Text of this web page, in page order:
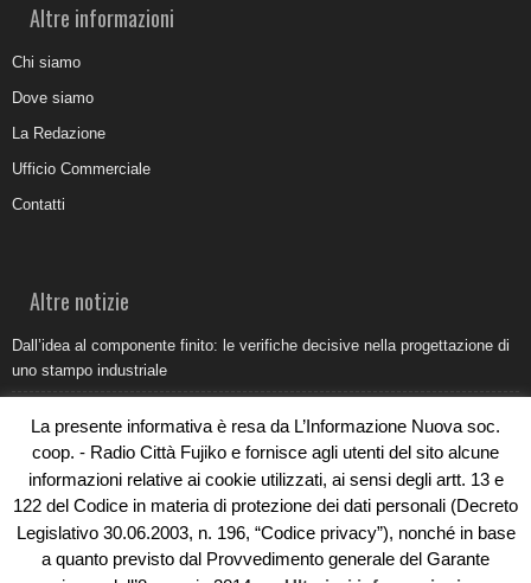
Altre informazioni
Chi siamo
Dove siamo
La Redazione
Ufficio Commerciale
Contatti
Altre notizie
Dall’idea al componente finito: le verifiche decisive nella progettazione di
uno stampo industriale
Come organizzare e allestire una camera ardente per l’ultimo saluto
Umidità di risalita in casa, come riconoscere i segnali veri
Torna il Sun Donato Festival 2026
La presente informativa è resa da L’Informazione Nuova soc.
coop. - Radio Città Fujiko e fornisce agli utenti del sito alcune
informazioni relative ai cookie utilizzati, ai sensi degli artt. 13 e
122 del Codice in materia di protezione dei dati personali (Decreto
Legislativo 30.06.2003, n. 196, “Codice privacy”), nonché in base
a quanto previsto dal Provvedimento generale del Garante